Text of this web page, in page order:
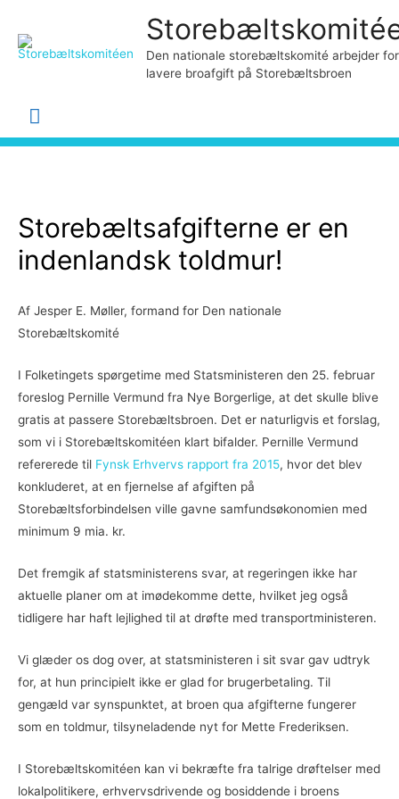
Den nationale storebæltskomité arbejder for
lavere broafgift på Storebæltsbroen
Hovedmenu
Storebæltsafgifterne er en
indenlandsk toldmur!
Af Jesper E. Møller, formand for Den nationale
Storebæltskomité
I Folketingets spørgetime med Statsministeren den 25. februar
foreslog Pernille Vermund fra Nye Borgerlige, at det skulle blive
gratis at passere Storebæltsbroen. Det er naturligvis et forslag,
som vi i Storebæltskomitéen klart bifalder. Pernille Vermund
refererede til Fynsk Erhvervs rapport fra 2015, hvor det blev
konkluderet, at en fjernelse af afgiften på
Storebæltsforbindelsen ville gavne samfundsøkonomien med
minimum 9 mia. kr.
Det fremgik af statsministerens svar, at regeringen ikke har
aktuelle planer om at imødekomme dette, hvilket jeg også
tidligere har haft lejlighed til at drøfte med transportministeren.
Vi glæder os dog over, at statsministeren i sit svar gav udtryk
for, at hun principielt ikke er glad for brugerbetaling. Til
gengæld var synspunktet, at broen qua afgifterne fungerer
som en toldmur, tilsyneladende nyt for Mette Frederiksen.
I Storebæltskomitéen kan vi bekræfte fra talrige drøftelser med
lokalpolitikere, erhvervsdrivende og bosiddende i broens